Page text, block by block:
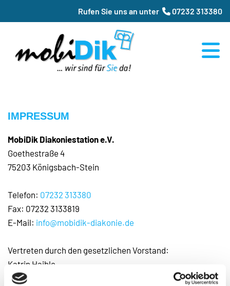
Rufen Sie uns an unter 07232 313380
IMPRESSUM
MobiDik Diakoniestation e.V.
Goethestraße 4
75203 Königsbach-Stein
Telefon: 07232 313380
Fax: 07232 3133819
E-Mail: info@mobidik-diakonie.de
Vertreten durch den gesetzlichen Vorstand:
Katrin Haible